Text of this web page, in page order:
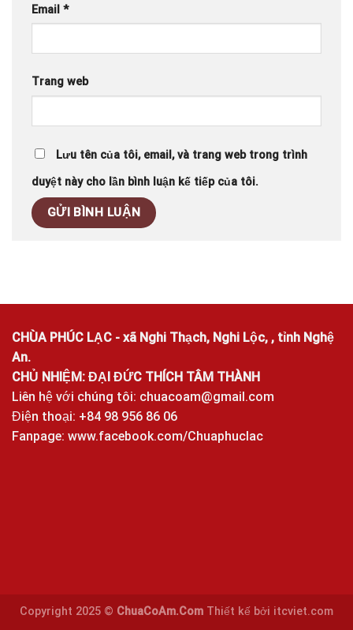
Email *
Trang web
Lưu tên của tôi, email, và trang web trong trình
duyệt này cho lần bình luận kế tiếp của tôi.
CHÙA PHÚC LẠC - xã Nghi Thạch, Nghi Lộc, , tỉnh Nghệ
An.
CHỦ NHIỆM: ĐẠI ĐỨC THÍCH TÂM THÀNH
Liên hệ với chúng tôi: chuacoam@gmail.com
Điện thoại: +84 98 956 86 06
Fanpage: www.facebook.com/Chuaphuclac
Copyright 2025 © ChuaCoAm.Com Thiết kế bởi itcviet.com